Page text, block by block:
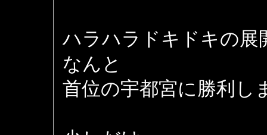
ハラハラドキドキの展
なんと
首位の宇都宮に勝利し